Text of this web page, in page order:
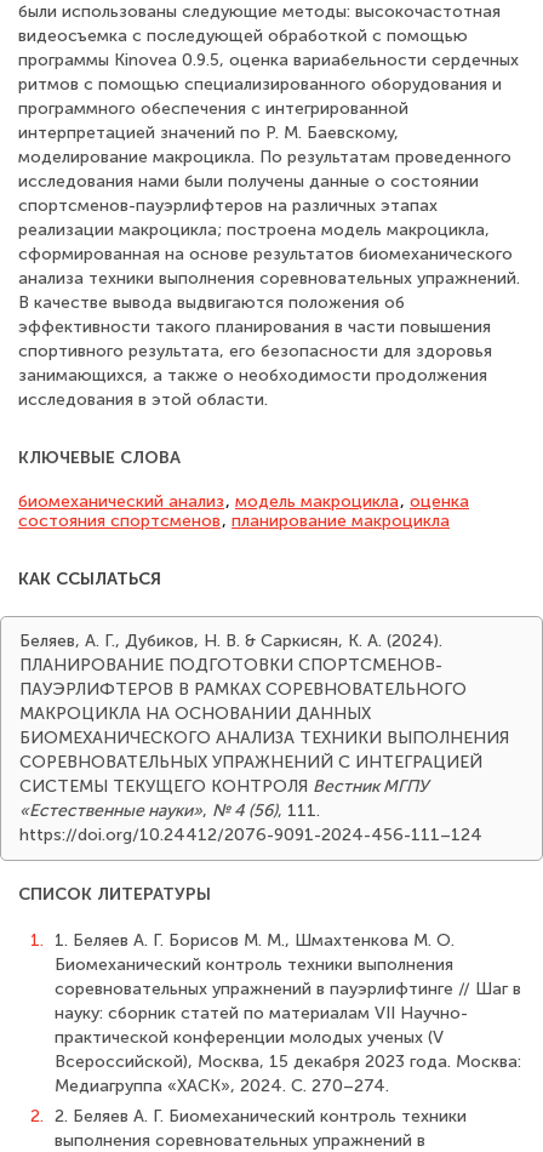
были использованы следующие методы: высокочастотная
видеосъемка с последующей обработкой с помощью
программы Kinovea 0.9.5, оценка вариабельности сердечных
ритмов с помощью специализированного оборудования и
программного обеспечения с интегрированной
интерпретацией значений по Р. М. Баевскому,
моделирование макроцикла. По результатам проведенного
исследования нами были получены данные о состоянии
спортсменов-пауэрлифтеров на различных этапах
реализации макроцикла; построена модель макроцикла,
сформированная на основе результатов биомеханического
анализа техники выполнения соревновательных упражнений.
В качестве вывода выдвигаются положения об
эффективности такого планирования в части повышения
спортивного результата, его безопасности для здоровья
занимающихся, а также о необходимости продолжения
исследования в этой области.
КЛЮЧЕВЫЕ СЛОВА
биомеханический анализ, модель макроцикла, оценка
состояния спортсменов, планирование макроцикла
КАК ССЫЛАТЬСЯ
Беляев, А. Г., Дубиков, Н. В. & Саркисян, К. А. (2024).
ПЛАНИРОВАНИЕ ПОДГОТОВКИ СПОРТСМЕНОВ-
ПАУЭРЛИФТЕРОВ В РАМКАХ СОРЕВНОВАТЕЛЬНОГО
МАКРОЦИКЛА НА ОСНОВАНИИ ДАННЫХ
БИОМЕХАНИЧЕСКОГО АНАЛИЗА ТЕХНИКИ ВЫПОЛНЕНИЯ
СОРЕВНОВАТЕЛЬНЫХ УПРАЖНЕНИЙ С ИНТЕГРАЦИЕЙ
СИСТЕМЫ ТЕКУЩЕГО КОНТРОЛЯ Вестник МГПУ
«Естественные науки», № 4 (56), 111.
https://doi.org/10.24412/2076-9091-2024-456-111–124
СПИСОК ЛИТЕРАТУРЫ
1.
1. Беляев А. Г. Борисов М. М., Шмахтенкова М. О.
Биомеханический контроль техники выполнения
соревновательных упражнений в пауэрлифтинге // Шаг в
науку: сборник статей по материалам VII Научно-
практической конференции молодых ученых (V
Всероссийской), Москва, 15 декабря 2023 года. Москва:
Медиагруппа «ХАСК», 2024. С. 270–274.
2. 2. Беляев А. Г. Биомеханический контроль техники
выполнения соревновательных упражнений в